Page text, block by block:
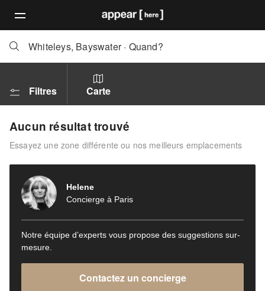
Whiteleys, Bayswater· Quand?
Filtres Carte
Aucun résultat trouvé
Essayez une zone différente ou nos meilleurs emplacements
Helene
Concierge à Paris
Notre équipe d’experts vous propose des suggestions sur-
mesure.
Contactez un concierge